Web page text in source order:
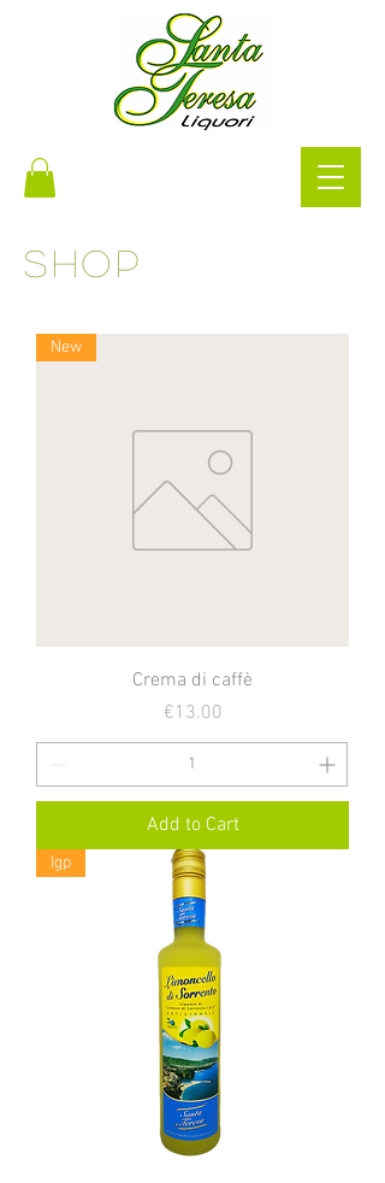
Shop
New
Crema di caffè
Price
€13.00
Add to Cart
Igp